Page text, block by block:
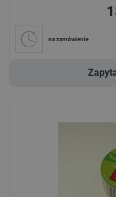
na zamówienie